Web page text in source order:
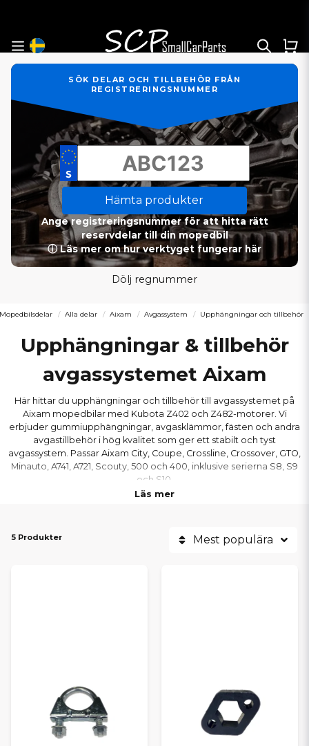
SÖK DELAR OCH TILLBEHÖR FRÅN
REGISTRERINGSNUMMER
Hämta produkter
Ange registreringsnummer för att hitta rätt
reservdelar till din mopedbil
ⓘ Läs mer om hur verktyget fungerar här
Dölj regnummer
Mopedbilsdelar Alla delar Aixam Avgassystem Upphängningar och tillbehör
Upphängningar & tillbehör
avgassystemet Aixam
Här hittar du upphängningar och tillbehör till avgassystemet på
Aixam mopedbilar med Kubota Z402 och Z482-motorer. Vi
erbjuder gummiupphängningar, avgasklämmor, fästen och andra
avgastillbehör i hög kvalitet som ger ett stabilt och tyst
avgassystem. Passar Aixam City, Coupe, Crossline, Crossover, GTO,
Minauto, A741, A721, Scouty, 500 och 400, inklusive serierna S8, S9
och S10.
Läs mer
5 Produkter Mest populära